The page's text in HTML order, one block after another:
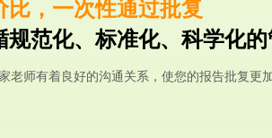
比，一次性通过批复
规范化、标准化、科学化
老师有着良好的沟通关系，使您的报告批复更